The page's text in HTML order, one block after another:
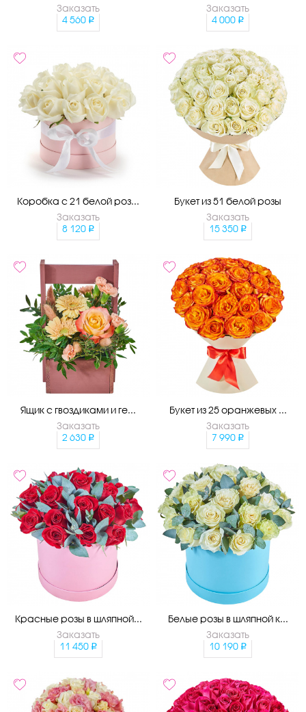
Заказать
4 560
Заказать
4 000
Коробка с 21 белой роз...
Заказать
8 120
Букет из 51 белой розы
Заказать
15 350
Ящик с гвоздиками и ге...
Заказать
2 630
Букет из 25 оранжевых ...
Заказать
7 990
Красные розы в шляпной...
Заказать
11 450
Белые розы в шляпной к...
Заказать
10 190